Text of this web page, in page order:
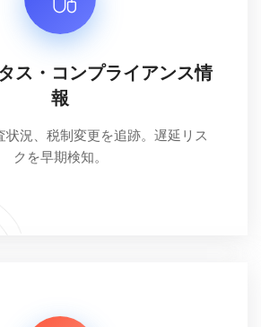
ス・コンプライアンス情
報
状況、税制変更を追跡。遅延リス
クを早期検知。